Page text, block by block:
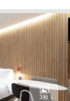
3枚